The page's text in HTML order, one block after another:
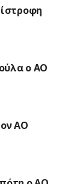
ο ΑΟ
ΑΟ